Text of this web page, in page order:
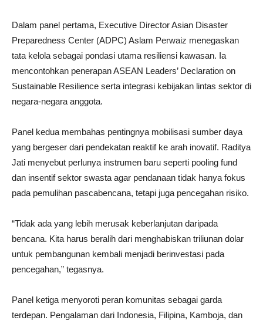
Dalam panel pertama, Executive Director Asian Disaster
Preparedness Center (ADPC) Aslam Perwaiz menegaskan
tata kelola sebagai pondasi utama resiliensi kawasan. Ia
mencontohkan penerapan ASEAN Leaders’ Declaration on
Sustainable Resilience serta integrasi kebijakan lintas sektor di
negara-negara anggota.
Panel kedua membahas pentingnya mobilisasi sumber daya
yang bergeser dari pendekatan reaktif ke arah inovatif. Raditya
Jati menyebut perlunya instrumen baru seperti pooling fund
dan insentif sektor swasta agar pendanaan tidak hanya fokus
pada pemulihan pascabencana, tetapi juga pencegahan risiko.
“Tidak ada yang lebih merusak keberlanjutan daripada
bencana. Kita harus beralih dari menghabiskan triliunan dolar
untuk pembangunan kembali menjadi berinvestasi pada
pencegahan,” tegasnya.
Panel ketiga menyoroti peran komunitas sebagai garda
terdepan. Pengalaman dari Indonesia, Filipina, Kamboja, dan